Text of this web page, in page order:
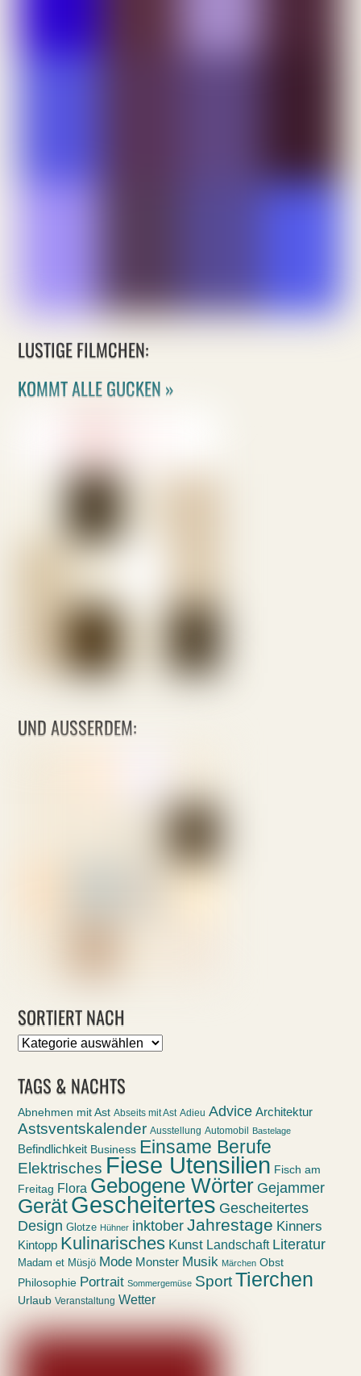
LUSTIGE FILMCHEN:
KOMMT ALLE GUCKEN »
UND AUSSERDEM:
SORTIERT NACH
Sortiert
TAGS & NACHTS
Abnehmen mit Ast Abseits mit Ast Adieu Advice Architektur
Astsventskalender Ausstellung Automobil Bastelage
Befindlichkeit Business Einsame Berufe
Elektrisches Fiese Utensilien Fisch am
Freitag Flora Gebogene Wörter Gejammer
GerätGescheitertes Gescheitertes
Design Glotze Hühner inktober Jahrestage Kinners
Kintopp Kulinarisches Kunst Landschaft Literatur
Madam et Müsjö Mode Monster Musik Märchen Obst
Philosophie Portrait Sommergemüse SportTierchen
Urlaub Veranstaltung Wetter